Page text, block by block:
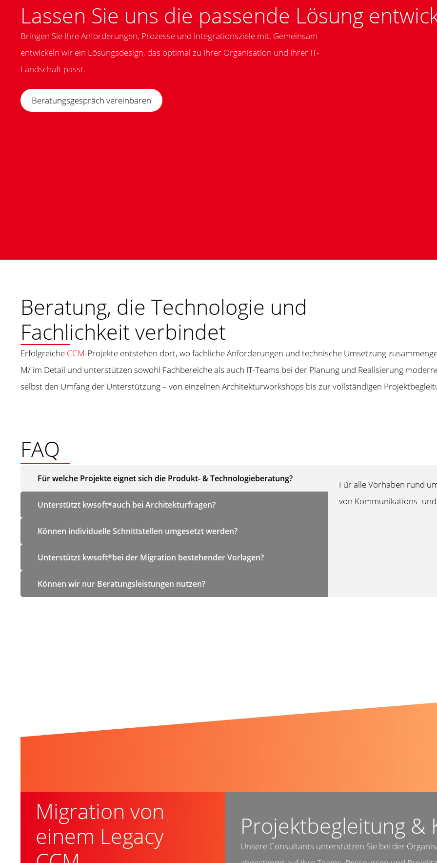
Lassen Sie uns die passende Lösung
Bringen Sie Ihre Anforderungen, Prozesse und Integrationsziele mit. Gemeinsam
entwickeln wir ein Lösungsdesign, das optimal zu Ihrer Organisation und Ihrer IT-
Landschaft passt.
Beratungsgespräch vereinbaren
Beratung, die Technologie und
Fachlichkeit verbindet
Erfolgreiche CCM-Projekte entstehen dort, wo fachliche Anforderungen und technische Umsetzung
M/ im Detail und unterstützen sowohl Fachbereiche als auch IT-Teams bei der Planung und Realisierung
selbst den Umfang der Unterstützung – von einzelnen Architekturworkshops bis zur vollständigen
FAQ
Für welche Projekte eignet sich die Produkt- & Technologieberatung?
Unterstützt kwsoft®auch bei Architekturfragen?
Können individuelle Schnittstellen umgesetzt werden?
Unterstützt kwsoft®bei der Migration bestehender Vorlagen?
Können wir nur Beratungsleistungen nutzen?
Für alle Vorhaben rund
von Kommunikations-
Migration von
einem Legacy
Projektbegleitung &
Unsere Consultants unterstützen Sie bei der